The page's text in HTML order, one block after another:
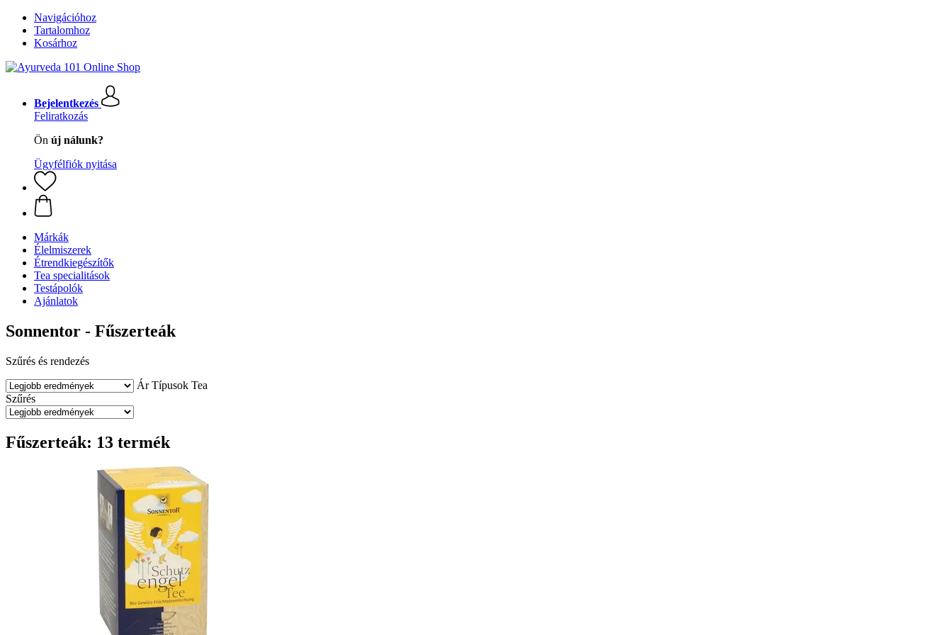
Navigációhoz
Tartalomhoz
Kosárhoz
Bejelentkezés
Feliratkozás
Ön új nálunk?
Ügyfélfiók nyitása
Márkák
Élelmiszerek
Étrendkiegészítők
Tea specialitások
Testápolók
Ajánlatok
Sonnentor - Fűszerteák
Szűrés és rendezés
Ár Típusok Tea
Szűrés
Fűszerteák: 13 termék